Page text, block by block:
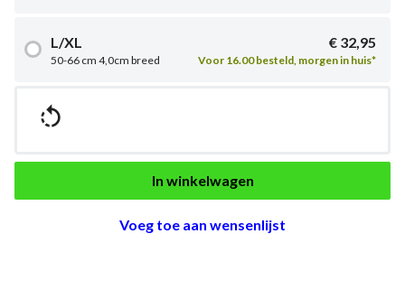
L/XL
50-66 cm 4,0cm breed
€ 32,95
Voor 16.00 besteld, morgen in huis*

In winkelwagen
Voeg toe aan wensenlijst